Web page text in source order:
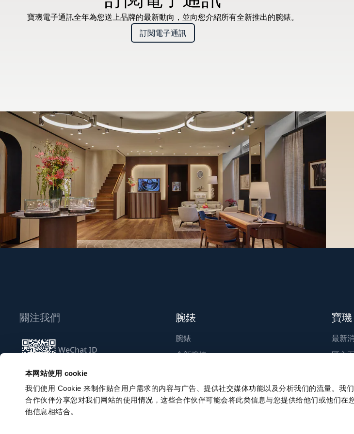
本网站使用 cookie
我们使用 Cookie 来制作贴合用户需求的内容与广告、提供社交媒体功能以及分析我们的流量。我
合作伙伴分享您对我们网站的使用情况，这些合作伙伴可能会将此类信息与您提供给他们或他们在
他信息相结合。
寶璣電子通訊全年為您送上品牌的最新動向，並向您介紹所有全新推出的腕錶。
訂閱電子通訊
關注我們
WeChat ID
訂閱電子通訊
腕錶
腕錶
全新腕錶
寶璣
最新
匠心
永續
職涯